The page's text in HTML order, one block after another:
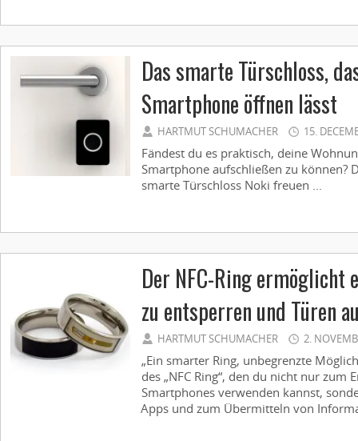
Das smarte Türschloss,
Smartphone öffnen lässt
HARTMUT SCHUMACHER 15.
Fändest du es praktisch, deine
Smartphone aufschließen zu können?
smarte Türschloss Noki freuen ...
Der NFC-Ring ermöglicht
zu entsperren und Türen
HARTMUT SCHUMACHER 2.
„Ein smarter Ring, unbegrenzte
des „NFC Ring“, den du nicht nur zum
Smartphones verwenden kannst,
Apps und zum Übermitteln von